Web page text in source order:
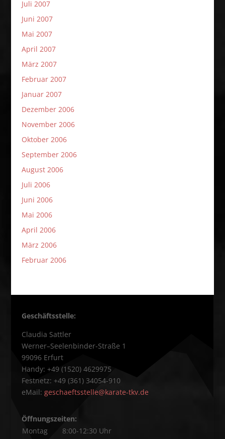
Juli 2007
Juni 2007
Mai 2007
April 2007
März 2007
Februar 2007
Januar 2007
Dezember 2006
November 2006
Oktober 2006
September 2006
August 2006
Juli 2006
Juni 2006
Mai 2006
April 2006
März 2006
Februar 2006
Geschäftsstelle:
Claudia Sattler
Werner–Seelenbinder-Straße 1
99096 Erfurt
Handy: +49 (1520) 4629975
Festnetz: +49 (361) 34054-910
eMail: geschaeftsstelle@karate-tkv.de
Öffnungszeiten:
Montag
8:00-12:30 Uhr